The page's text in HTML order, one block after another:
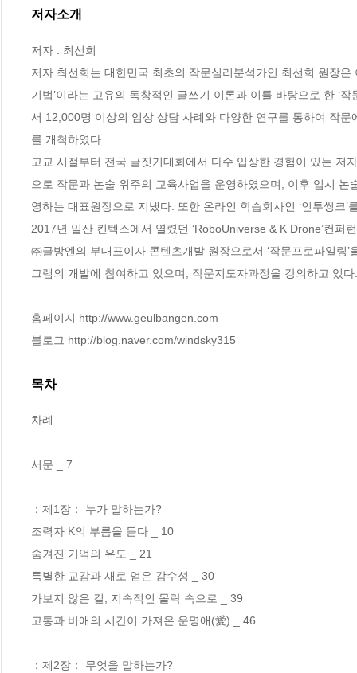
저자소개
저자 : 최선희
저자 최선희는 대한민국 최초의 작문심리분석가인 최선희 원장
기법’이라는 고유의 독창적인 글쓰기 이론과 이를 바탕으로 한 ‘
서 12,000명 이상의 임상 상담 사례와 다양한 연구를 통하여 작
를 개척하였다.
고교 시절부터 전국 글짓기대회에서 다수 입상한 경험이 있는 저
으로 작문과 논술 위주의 교육사업을 운영하였으며, 이후 입시
영하는 대표원장으로 지냈다. 또한 온라인 학습회사인 ‘인투씽크
2017년 일산 킨텍스에서 열렸던 ‘RoboUniverse & K Drone’컨퍼
㈜글방엔의 부대표이자 콘텐츠개발 원장으로서 ‘작문프로파일
그램의 개발에 참여하고 있으며, 작문지도자과정을 강의하고 있다.
홈페이지 http://www.geulbangen.com
블로그 http://blog.naver.com/windsky315
목차
차례
서문 _ 7
：제1장： 누가 말하는가?
조력자 K의 부름을 듣다 _ 10
숨겨진 기억의 유도 _ 21
특별한 교감과 새로 얻은 감수성 _ 30
가보지 않은 길, 지속적인 몰락 속으로 _ 39
고통과 비애의 시간이 가져온 운명애(愛) _ 46
：제2장： 무엇을 말하는가?